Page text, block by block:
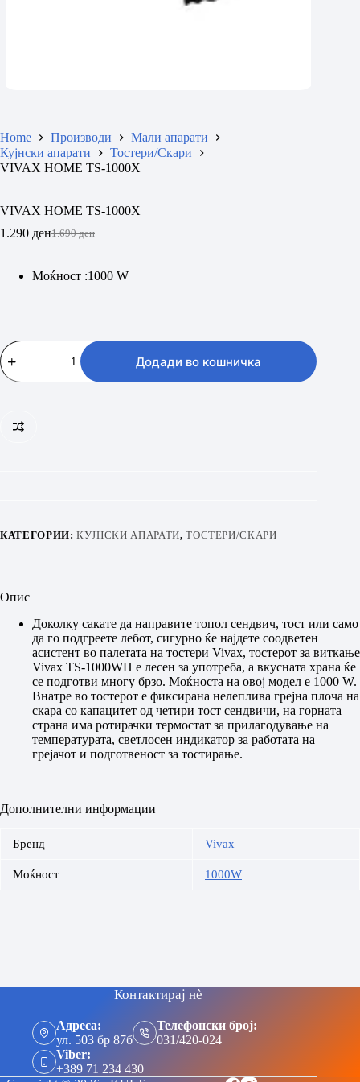
Home Производи
Мали апарати
Кујнски апарати
Тостери/Скари
VIVAX HOME TS-1000X
VIVAX HOME TS-1000X
1.690ден
Original
was:
1.690 ден.
1.290 денCurrent
is:
1.290 ден.
Моќност :1000 W
VIVAX
HOME
TS-
Додади во кошничка
КАТЕГОРИИ:КУЈНСКИ АПАРАТИ,ТОСТЕРИ/СКАРИ
Опис
Доколку сакате да направите топол сендвич, тост или само
да го подгреете лебот, сигурно ќе најдете соодветен
асистент во палетата на тостери Vivax, тостерот за виткање
Vivax TS-1000WH е лесен за употреба, а вкусната храна ќе
се подготви многу брзо. Моќноста на овој модел е 1000 W.
Внатре во тостерот е фиксирана нелеплива грејна плоча на
скара со капацитет од четири тост сендвичи, на горната
страна има ротирачки термостат за прилагодување на
температурата, светлосен индикатор за работата на
грејачот и подготвеност за тостирање.
Дополнителни информации
Бренд Vivax
Моќност 1000W
Контактирај нè
Адреса:
ул. 503 бр 87б
Телефонски број:
031/420-024
Viber:
+389 71 234 430